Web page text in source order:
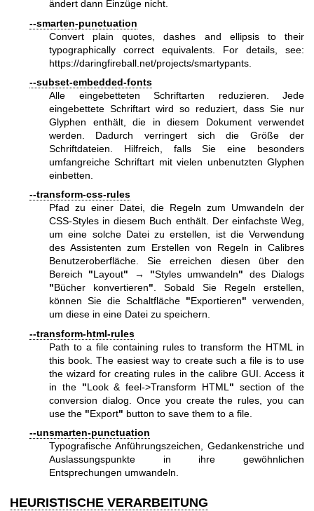
ändert dann Einzüge nicht.
--smarten-punctuation
Convert plain quotes, dashes and ellipsis to their
typographically correct equivalents. For details, see:
https://daringfireball.net/projects/smartypants
--subset-embedded-fonts
Alle eingebetteten Schriftarten reduzieren. Jede
eingebettete Schriftart wird so reduziert, dass Sie nur
Glyphen enthält, die in diesem Dokument verwendet
werden. Dadurch verringert sich die Größe der
Schriftdateien. Hilfreich, falls Sie eine besonders
umfangreiche Schriftart mit vielen unbenutzten Glyphen
einbetten.
--transform-css-rules
Pfad zu einer Datei, die Regeln zum Umwandeln der
CSS-Styles in diesem Buch enthält. Der einfachste Weg,
um eine solche Datei zu erstellen, ist die Verwendung
des Assistenten zum Erstellen von Regeln in Calibres
Benutzeroberfläche. Sie erreichen diesen über den
Bereich "Layout" → "Styles umwandeln" des Dialogs
"Bücher konvertieren". Sobald Sie Regeln erstellen,
können Sie die Schaltfläche "Exportieren" verwenden,
um diese in eine Datei zu speichern.
--transform-html-rules
Path to a file containing rules to transform the HTML in
this book. The easiest way to create such a file is to use
the wizard for creating rules in the calibre GUI. Access it
in the "Look & feel->Transform HTML " section of the
conversion dialog. Once you create the rules, you can
use the "Export" button to save them to a file.
--unsmarten-punctuation
Typografische Anführungszeichen, Gedankenstriche und
Auslassungspunkte in ihre gewöhnlichen
Entsprechungen umwandeln.
HEURISTISCHE VERARBEITUNG